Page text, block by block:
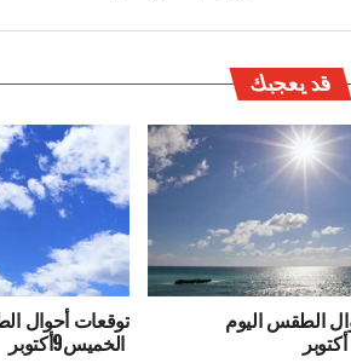
قد يعجبك
الطقس اليوم توقعات أحوال
الخميس9أكتوبر